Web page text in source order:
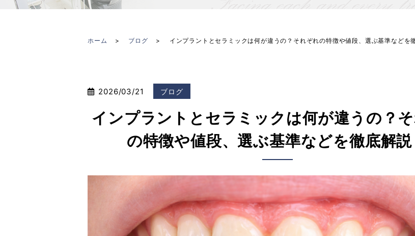
ホーム ブログ インプラントとセラミックは何が違うの？それぞれの特徴や値段、選ぶ基準などを
2026/03/21 ブログ
インプラントとセラミックは何が違うの？
の特徴や値段、選ぶ基準などを徹底解説